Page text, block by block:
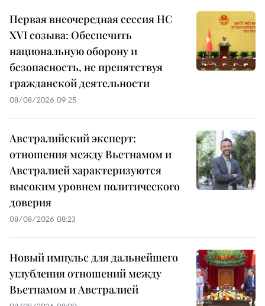
Первая внеочередная сессия НС
XVI созыва: Обеспечить
национальную оборону и
безопасность, не препятствуя
гражданской деятельности
08/08/2026 09:25
Австралийский эксперт:
отношения между Вьетнамом и
Австралией характеризуются
высоким уровнем политического
доверия
08/08/2026 08:23
Новый импульс для дальнейшего
углубления отношений между
Вьетнамом и Австралией